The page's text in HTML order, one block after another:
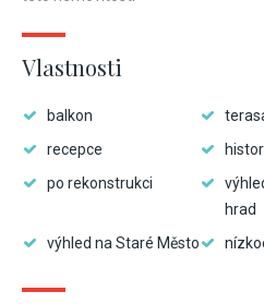
Vlastnosti
balkon
recepce
po rekonstrukci
hrad
výhled na Staré Město